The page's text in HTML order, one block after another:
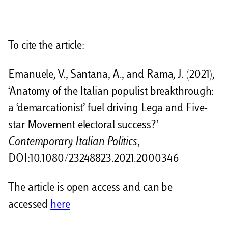
i
To cite the article:
Emanuele, V., Santana, A., and Rama, J. (2021),
‘Anatomy of the Italian populist breakthrough:
a ‘demarcationist’ fuel driving Lega and Five-
star Movement electoral success?’
Contemporary Italian Politics,
DOI:10.1080/23248823.2021.2000346
The article is open access and can be
accessed here